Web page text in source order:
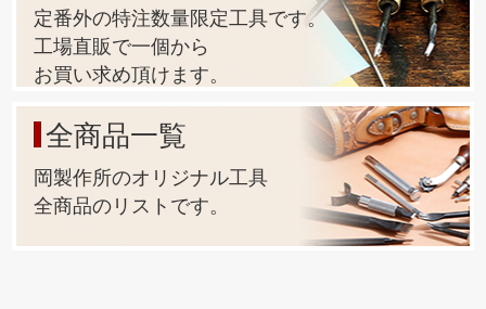
定番外の特注数量限定工具です。
工場直販で一個から
お買い求め頂けます。
全商品一覧
岡製作所のオリジナル工具
全商品のリストです。